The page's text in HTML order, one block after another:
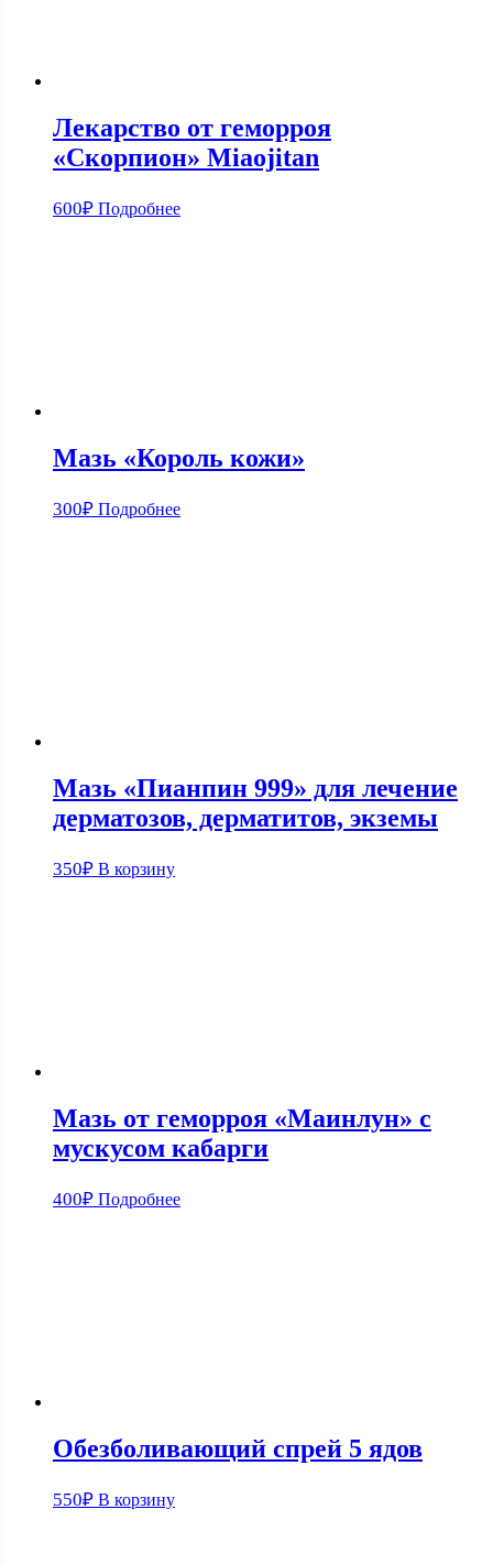
Лекарство от геморроя
«Скорпион» Miaojitan
600₽ Подробнее
Мазь «Король кожи»
300₽ Подробнее
Мазь «Пианпин 999» для лечение
дерматозов, дерматитов, экземы
350₽ В корзину
Мазь от геморроя «Маинлун» с
мускусом кабарги
400₽ Подробнее
Обезболивающий спрей 5 ядов
550₽ В корзину